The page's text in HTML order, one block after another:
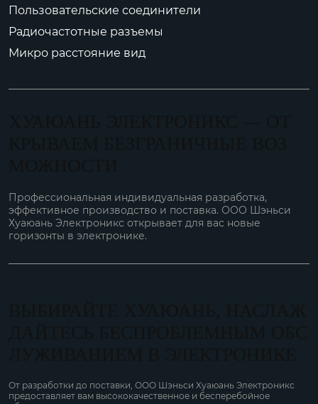
Пользовательские соединители
Радиочастотные разъемы
Микро расстояние вид
Профессиональная индивидуальная разработка,
эффективное производство и поставка. ООО Шэньси
Хуаюань Электроникс открывает для вас новые
горизонты в электронике.
От разработки до поставки, ООО Шэньси Хуаюань Электроникс
предоставляет вам высококачественное и бесперебойное